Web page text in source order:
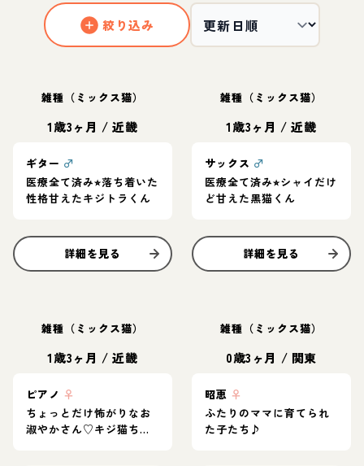
絞り込み
雑種（ミックス猫）
1歳3ヶ月 /近畿
ギター ♂
医療全て済み⭐︎落ち着いた
性格甘えたキジトラくん
詳細を見る
雑種（ミックス猫）
1歳3ヶ月 /近畿
サックス ♂
医療全て済み⭐︎シャイだけ
ど甘えた黒猫くん
詳細を見る
雑種（ミックス猫）
1歳3ヶ月 /近畿
ピアノ ♀
ちょっとだけ怖がりなお
淑やかさん♡キジ猫ちゃ
雑種（ミックス猫）
0歳3ヶ月 / 関東
昭恵 ♀
ふたりのママに育てられ
た子たち♪